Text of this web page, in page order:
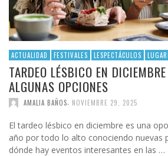
ACTUALIDAD FESTIVALES LESPECTÁCULOS
TARDEO LÉSBICO EN
ALGUNAS OPCIONES
AMALIA BAÑOS NOVIEMBRE 29, 2025
El tardeo lésbico en diciembre es una
año por todo lo alto conociendo nuevas
dónde hay eventos interesantes en las …